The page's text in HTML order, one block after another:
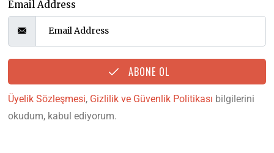
Email Address
ABONE OL
Üyelik Sözleşmesi, Gizlilik ve Güvenlik Politikası bilgilerini
okudum, kabul ediyorum.